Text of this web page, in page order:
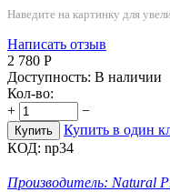
Наведите на картинку для
Написать отзыв
2 780 Р
Доступность: В наличии
Кол-во:
+
−
Купить
Купить в один
КОД: np34
Производитель: Natural